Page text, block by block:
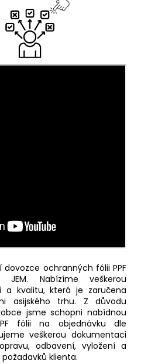
ochranných fólii PPF
JEM. Nabízíme veškerou
a kvalitu, která je zaručena
asijského trhu. Z důvodu
jsme schopni nabídnou
fólii na objednávku dle
veškerou dokumentaci
odbavení, vyložení a
klienta.